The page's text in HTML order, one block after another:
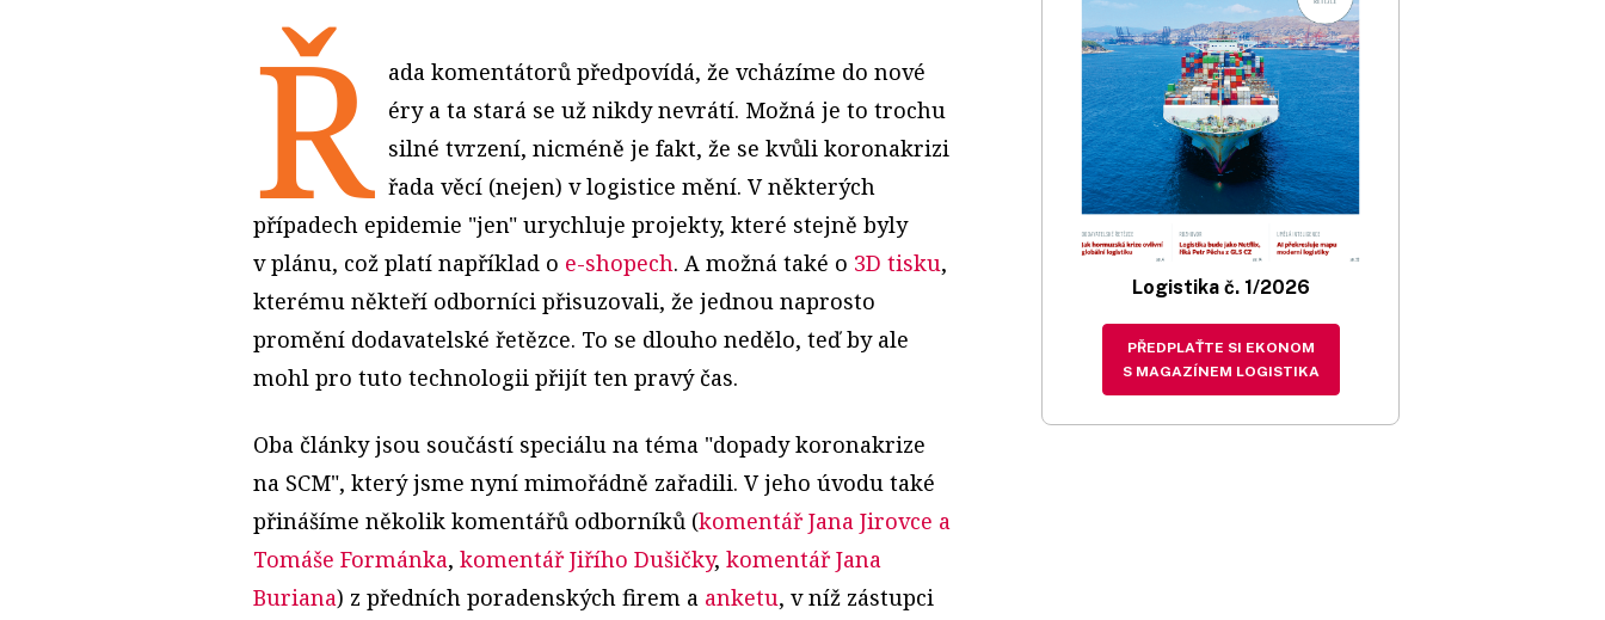
Ř ada komentátorů předpovídá, že vcházíme do nové
éry a ta stará se už nikdy nevrátí. Možná je to trochu
silné tvrzení, nicméně je fakt, že se kvůli koronakrizi
řada věcí (nejen) v logistice mění. V některých
případech epidemie "jen" urychluje projekty, které stejně byly
v plánu, což platí například o e-shopech. A možná také o 3D tisku,
kterému někteří odborníci přisuzovali, že jednou naprosto
promění dodavatelské řetězce. To se dlouho nedělo, teď by ale
mohl pro tuto technologii přijít ten pravý čas.
Oba články jsou součástí speciálu na téma "dopady koronakrize
na SCM", který jsme nyní mimořádně zařadili. V jeho úvodu také
přinášíme několik komentářů odborníků (komentář Jana Jirovce a
Tomáše Formánka, komentář Jiřího Dušičky, komentář Jana
Buriana) z předních poradenských firem a anketu, v níž zástupci
Logistika č. 1/2026
PŘEDPLAŤTE SI EKONOM
S MAGAZÍNEM LOGISTIKA